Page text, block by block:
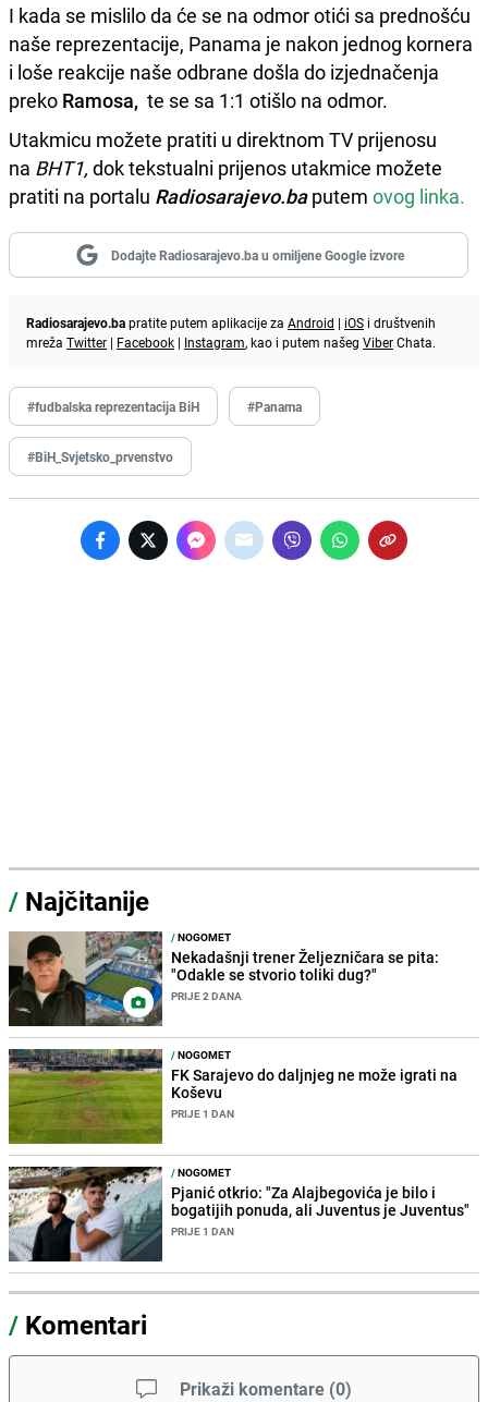
I kada se mislilo da će se na odmor otići sa prednošću
naše reprezentacije, Panama je nakon jednog kornera
i loše reakcije naše odbrane došla do izjednačenja
preko Ramosa, te se sa 1:1 otišlo na odmor.
Utakmicu možete pratiti u direktnom TV prijenosu
na BHT1, dok tekstualni prijenos utakmice možete
pratiti na portalu Radiosarajevo.baputem ovog linka.
Dodajte Radiosarajevo.ba u omiljene Google izvore
Radiosarajevo.bapratite putem aplikacije za Android | iOS i društvenih
mreža Twitter | Facebook | Instagram, kao i putem našeg ViberChata.
#fudbalska reprezentacija BiH #Panama
#BiH_Svjetsko_prvenstvo
/ Najčitanije
/NOGOMET
Nekadašnji trener Željezničara se pita:
"Odakle se stvorio toliki dug?"
PRIJE 2 DANA
/NOGOMET
FK Sarajevo do daljnjeg ne može igrati na
Koševu
PRIJE 1 DAN
/NOGOMET
Pjanić otkrio: "Za Alajbegovića je bilo i
bogatijih ponuda, ali Juventus je Juventus"
PRIJE 1 DAN
/ Komentari
Prikaži komentare (0)